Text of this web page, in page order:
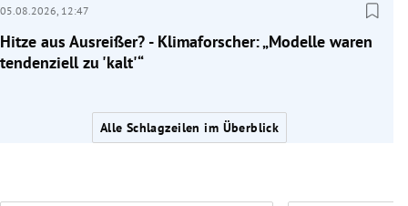
05.08.2026, 12:47
Hitze aus Ausreißer? - Klimaforscher: „Modelle waren
tendenziell zu 'kalt'“
Alle Schlagzeilen im Überblick